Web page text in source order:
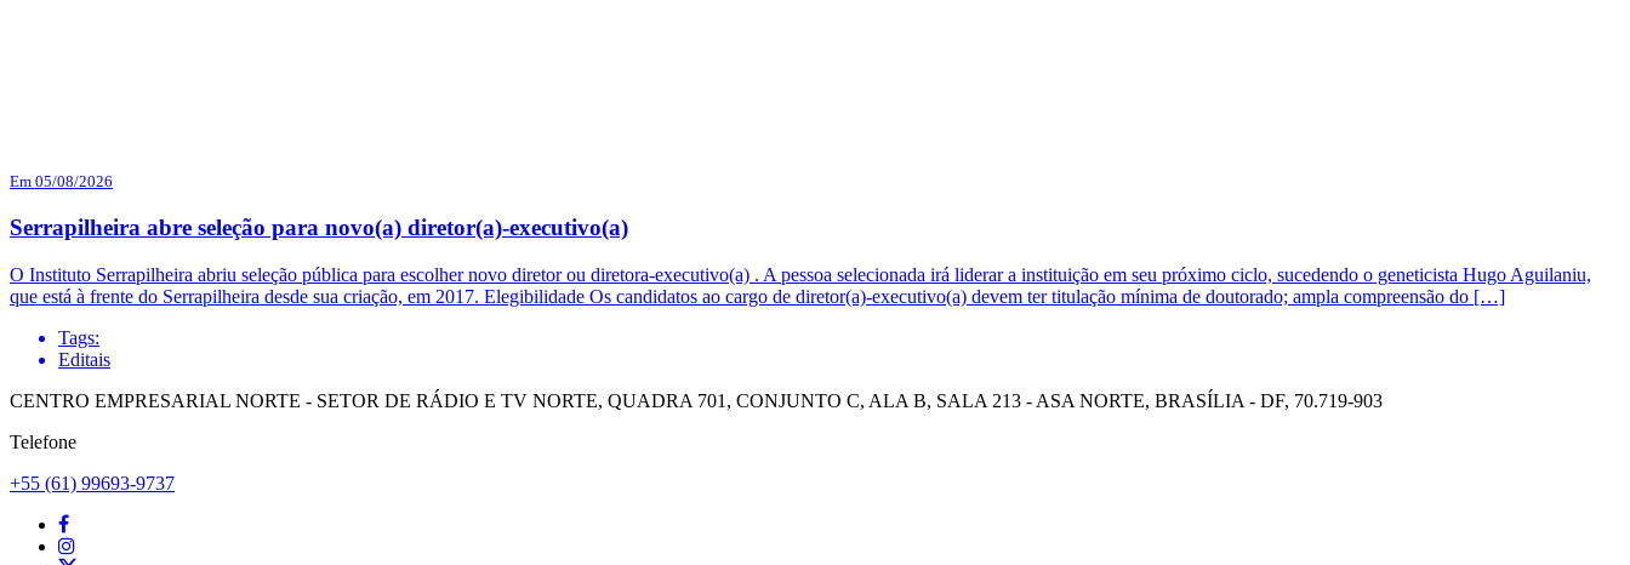
Em 05/08/2026
Serrapilheira abre seleção para novo(a) diretor(a)-executivo(a)
O Instituto Serrapilheira abriu seleção pública para escolher novo diretor ou diretora-executivo(a) . A pessoa selecionada irá liderar a instituição em seu próximo ciclo, sucedendo o geneticista Hugo Aguilaniu,
que está à frente do Serrapilheira desde sua criação, em 2017. Elegibilidade Os candidatos ao cargo de diretor(a)-executivo(a) devem ter titulação mínima de doutorado; ampla compreensão do […]
Tags:
Editais
CENTRO EMPRESARIAL NORTE - SETOR DE RÁDIO E TV NORTE, QUADRA 701, CONJUNTO C, ALA B, SALA 213 - ASA NORTE, BRASÍLIA - DF, 70.719-903
Telefone
+55 (61) 99693-9737